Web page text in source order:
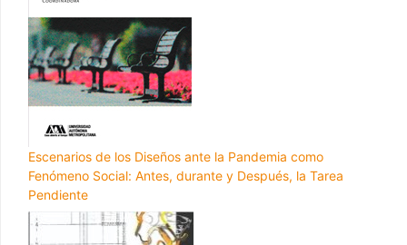
Escenarios de los Diseños ante la Pandemia como
Fenómeno Social: Antes, durante y Después, la Tarea
Pendiente